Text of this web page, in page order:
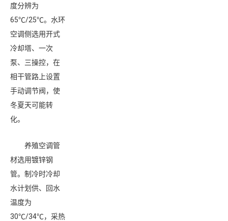
度分辨为
65℃/25℃。水环
空调侧选用开式
冷却塔、一次
泵、三操控，在
相干管路上设置
手动调节阀，使
冬夏天可能转
化。
养殖空调管
材选用镀锌钢
管。制冷时冷却
水计划供、回水
温度为
30℃/34℃，采热